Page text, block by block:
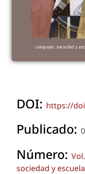
DOI: https://
Publicado:
Número:
sociedad y